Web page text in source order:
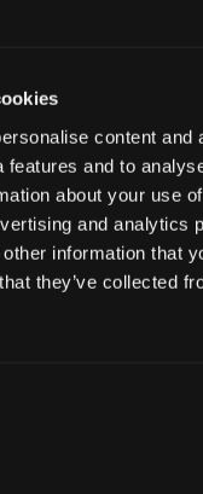
content and
features and to
about your use
and analytics
information that
they’ve collected